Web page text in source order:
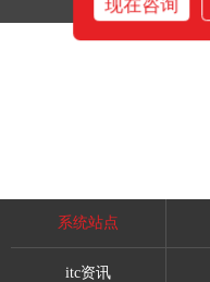
系统站点
itc资讯
现在咨询